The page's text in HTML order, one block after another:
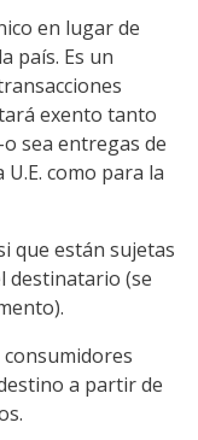
en lugar de
país. Es un
exento tanto
sea entregas de
como para la
que están sujetas
destinatario (se
a partir de